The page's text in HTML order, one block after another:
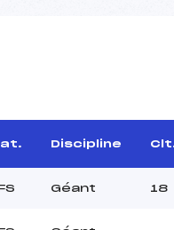
Discipline
Géant 18